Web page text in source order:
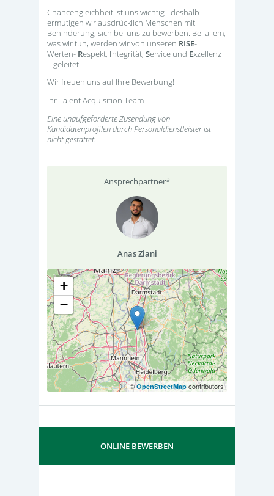
Chancengleichheit ist uns wichtig - deshalb
ermutigen wir ausdrücklich Menschen mit
Behinderung, sich bei uns zu bewerben. Bei allem,
was wir tun, werden wir von unseren RISE-
Werten- Respekt, Integrität, Service und Exzellenz
– geleitet.
Wir freuen uns auf Ihre Bewerbung!
Ihr Talent Acquisition Team
Eine unaufgeforderte Zusendung von
Kandidatenprofilen durch Personaldienstleister ist
nicht gestattet.
Ansprechpartner*
Anas Ziani
+
−
©OpenStreetMap contributors
ONLINE BEWERBEN